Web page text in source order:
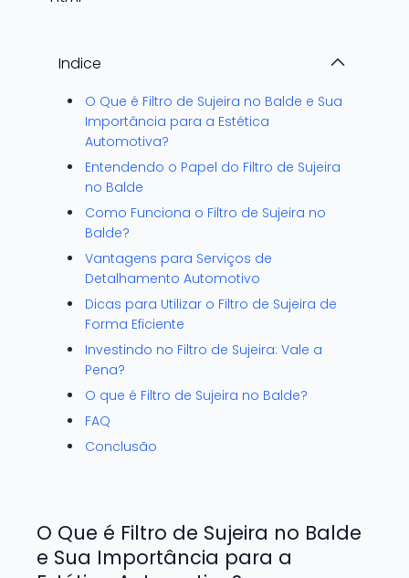
Indice
O Que é Filtro de Sujeira no Balde e Sua
Importância para a Estética
Automotiva?
Entendendo o Papel do Filtro de Sujeira
no Balde
Como Funciona o Filtro de Sujeira no
Balde?
Vantagens para Serviços de
Detalhamento Automotivo
Dicas para Utilizar o Filtro de Sujeira de
Forma Eficiente
Investindo no Filtro de Sujeira: Vale a
Pena?
O que é Filtro de Sujeira no Balde?
FAQ
Conclusão
O Que é Filtro de Sujeira no Balde
e Sua Importância para a